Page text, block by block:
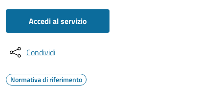
Accedi al servizio
Condividi
Normativa di riferimento